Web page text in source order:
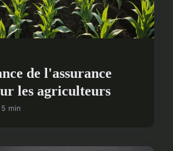
de l'assurance
les agriculteurs
min